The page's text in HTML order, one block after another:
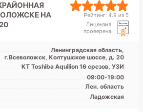
НА
Рейтинг: 4.9 из 5
Лицензия
проверена
Ленинградская область,
г.Всеволожск, Колтушское шоссе, д. 20
КТ Toshiba Aquilion 16 срезов, УЗИ
09:00-19:00
Лен. область
Ладожская